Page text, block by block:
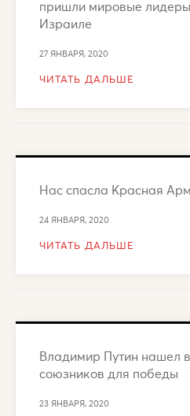
пришли мировые
Израиле
27 ЯНВАРЯ, 2020
ЧИТАТЬ ДАЛЬШЕ
Нас спасла Красная
24 ЯНВАРЯ, 2020
ЧИТАТЬ ДАЛЬШЕ
Владимир Путин нашел
союзников для победы
23 ЯНВАРЯ, 2020